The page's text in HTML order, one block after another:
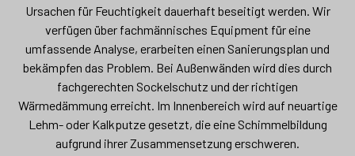
Ursachen für Feuchtigkeit dauerhaft beseitigt werden. Wir
verfügen über fachmännisches Equipment für eine
umfassende Analyse, erarbeiten einen Sanierungsplan und
bekämpfen das Problem. Bei Außenwänden wird dies durch
fachgerechten Sockelschutz und der richtigen
Wärmedämmung erreicht. Im Innenbereich wird auf neuartige
Lehm- oder Kalkputze gesetzt, die eine Schimmelbildung
aufgrund ihrer Zusammensetzung erschweren.